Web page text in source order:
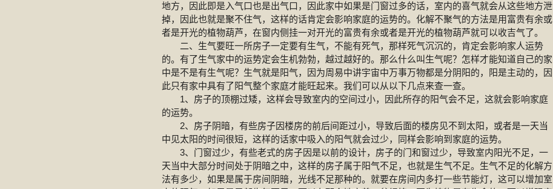
地方，因此即是入气口也是出气口，因此家中如果是门窗过多的话，室内的喜气就会从这些地方泄
掉，因此也就是聚不住气，这样的话肯定会影响家庭的运势的。化解不聚气的方法是用富贵有余或
者是开光的植物葫芦，在窗内侧挂一对开光的富贵有余或者是开光的植物葫芦就可以收吉气了。
二、生气要旺一所房子一定要有生气，不能有死气，那样死气沉沉的，肯定会影响家人运势
的。有了生气家中的运势定会生机勃勃，越过越好的。那么什么叫生气呢？怎样才能知道自己的家
中是不是有生气呢？生气就是阳气，因为周易中讲宇宙中万事万物都是分阴阳的，阳是主动的，因
此只有家中具有了阳气整个家庭才能旺起来。我们可以从以下几点来查一查。
1、房子的顶棚过矮，这样会导致室内的空间过小，因此所存的阳气会不足，这就会影响家庭
的运势。
2、房子阴暗，有些房子因楼房的前后间距过小，导致后面的楼房见不到太阳，或者是一天当
中见太阳的时间很短，这样的话家中吸入的阳气就会过少，同样会影响到家庭的运势。
3、门窗过少，有些老式的房子因是以前的设计，房子的门和窗过少，导致室内阳光不足，一
天当中大部分时间处于阴暗之中，这样的房子属于阳气不足，也就是生气不足。生气不足的化解方
法有多少，如果是属于房间阴暗，光线不足那种的。就要在房间内多打一些节能灯，这可以增加室